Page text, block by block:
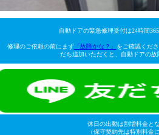
自動ドアの緊急修理受付は24時間
修理のご依頼の前にまず「故障かな？」
をご確認くだ
だち追加いただくと、自動ドアの故
休日の出動は割増料金と
（保守契約先は特別料金